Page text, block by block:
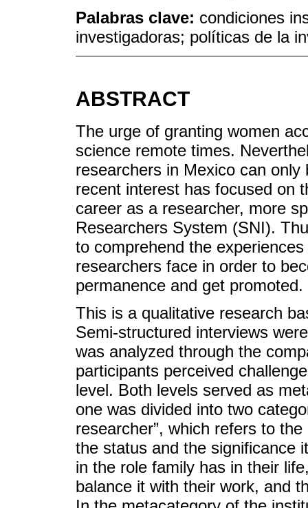
Palabras clave: condiciones
investigadoras; políticas de la
ABSTRACT
The urge of granting women
science remote times.
researchers in Mexico can
recent interest has focused on
career as a researcher, more
Researchers System (SNI).
to comprehend the
researchers face in order to
permanence and get promoted.
This is a qualitative research
Semi-structured interviews
was analyzed through the
participants perceived
level. Both levels served as
one was divided into two
researcher”, which refers to
the status and the significance
in the role family has in their
balance it with their work, and